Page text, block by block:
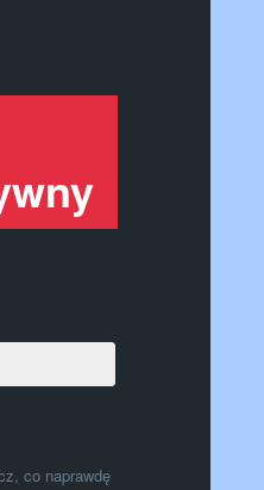
co naprawdę